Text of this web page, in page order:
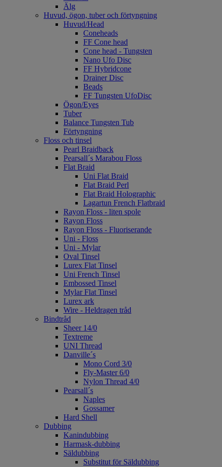
Älg
Huvud, ögon, tuber och förtyngning
Huvud/Head
Coneheads
FF Cone head
Cone head - Tungsten
Nano Ufo Disc
FF Hybridcone
Drainer Disc
Beads
FF Tungsten UfoDisc
Ögon/Eyes
Tuber
Balance Tungsten Tub
Förtyngning
Floss och tinsel
Pearl Braidback
Pearsall´s Marabou Floss
Flat Braid
Uni Flat Braid
Flat Braid Perl
Flat Braid Holographic
Lagartun French Flatbraid
Rayon Floss - liten spole
Rayon Floss
Rayon Floss - Fluoriserande
Uni - Floss
Uni - Mylar
Oval Tinsel
Lurex Flat Tinsel
Uni French Tinsel
Embossed Tinsel
Mylar Flat Tinsel
Lurex ark
Wire - Heldragen tråd
Bindtråd
Sheer 14/0
Textreme
UNI Thread
Danville´s
Mono Cord 3/0
Fly-Master 6/0
Nylon Thread 4/0
Pearsall´s
Naples
Gossamer
Hard Shell
Dubbing
Kanindubbing
Harmask-dubbing
Säldubbing
Substitut för Säldubbing